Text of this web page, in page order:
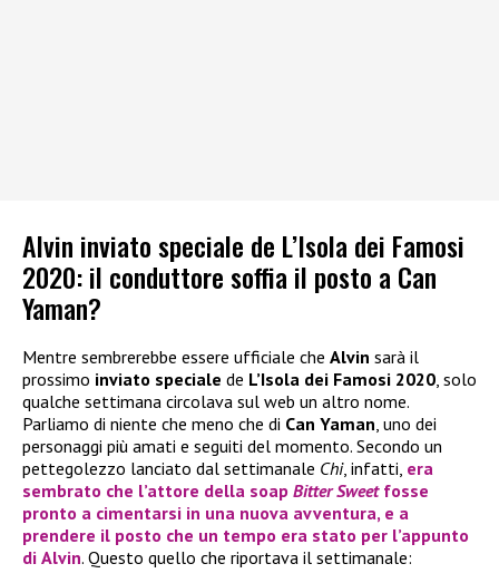
Alvin inviato speciale de L’Isola dei Famosi
2020: il conduttore soffia il posto a Can
Yaman?
Mentre sembrerebbe essere ufficiale che Alvin sarà il
prossimo inviato speciale de L’Isola dei Famosi 2020 , solo
qualche settimana circolava sul web un altro nome.
Parliamo di niente che meno che di Can Yaman , uno dei
personaggi più amati e seguiti del momento. Secondo un
pettegolezzo lanciato dal settimanale Chi, infatti, era
sembrato che l’attore della soap Bitter Sweetfosse
pronto a cimentarsi in una nuova avventura, e a
prendere il posto che un tempo era stato per l’appunto
di Alvin. Questo quello che riportava il settimanale: